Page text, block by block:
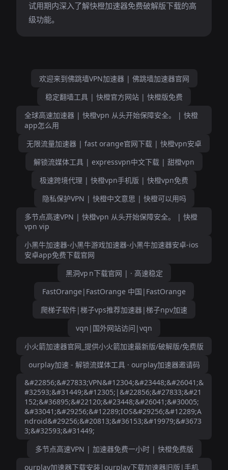
试用期内深入了解快橙加速器免费破解版下载的高
级功能。
欢迎来到佛跳墙VPN加速器 | 佛跳墙加速器官网
稳定翻墙工具 | 快橙官方网站 | 快橙版免费
全球高速加速器 | 快橙vpn 从头开始保障安全。 | 快橙
app怎么用
无限流量加速器 | fast orange官网下载 | 快橙vpn安卓
解锁流媒体工具 | expressvpn中文下载 | 甜橙vpn
极速跨境代理 | 快橙vpn手机版 | 快橙vpn免费
隐私保护VPN | 快橙中文意思 | 快橙可以用吗
多节点高速VPN | 快橙vpn 从头开始保障安全。 | 快橙
vpn vip
小黑牛加速器-小黑牛游戏加速器-小黑牛加速器安卓-ios
安卓app免费下载官网
黑洞vp n下载官网 | · 高速稳定
FastOrange|FastOrange 中国|FastOrange
爬梯子软件|梯子vps推荐加速器|梯子npv加速
vqn|国外网站访问|vqn
小火箭加速器官网_提供小火箭加速最新版/破解版/免费版
ourplay加速 - 解锁流媒体工具 · ourplay加速器邀请码
&#22856;&#27833;VPN&#12304;&#23448;&#26041;&
#32593;&#31449;&#12305;|&#22856;&#27833;&#21
152;&#36895;&#22120;&#23448;&#26041;&#30005;
&#33041;&#29256;&#12289;IOS&#29256;&#12289;A
ndroid&#29256;&#20813;&#36153;&#19979;&#3673
3;&#32593;&#31449;
多节点高速VPN | 加速器免费一小时 | 快橙免费版
ourplay加速器下载安装|ourplay下载加速器旧版|手机